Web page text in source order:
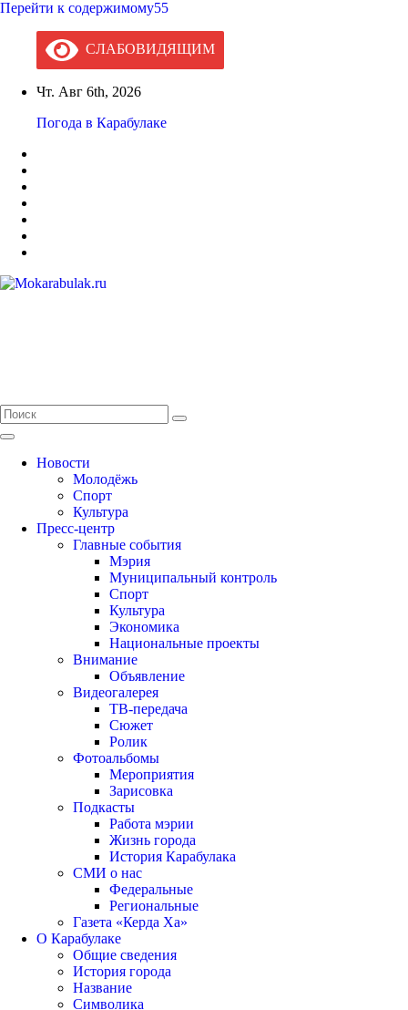
Перейти к содержимому55
СЛАБОВИДЯЩИМ
Чт. Авг 6th, 2026
Погода в Карабулаке
Новости
Молодёжь
Спорт
Культура
Пресс-центр
Главные события
Мэрия
Муниципальный контроль
Спорт
Культура
Экономика
Национальные проекты
Внимание
Объявление
Видеогалерея
ТВ-передача
Сюжет
Ролик
Фотоальбомы
Мероприятия
Зарисовка
Подкасты
Работа мэрии
Жизнь города
История Карабулака
СМИ о нас
Федеральные
Региональные
Газета «Керда Ха»
О Карабулаке
Общие сведения
История города
Название
Символика